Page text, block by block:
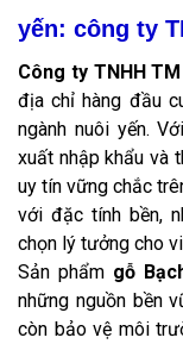
yến: công ty
Công ty TNHH
địa chỉ hàng đầu
ngành nuôi yến.
xuất nhập khẩu và
uy tín vững chắc
với đặc tính bền,
chọn lý tưởng cho
Sản phẩm gỗ
những nguồn bền
còn bảo vệ môi